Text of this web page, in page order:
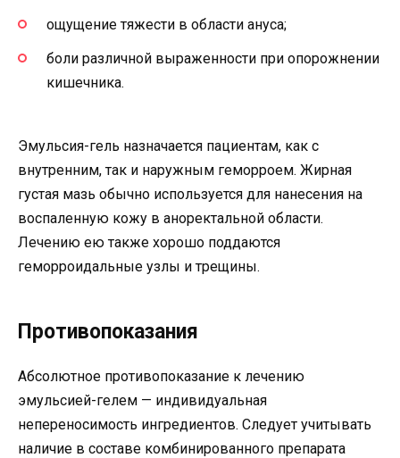
ощущение тяжести в области ануса;
боли различной выраженности при опорожнении
кишечника.
Эмульсия-гель назначается пациентам, как с
внутренним, так и наружным геморроем. Жирная
густая мазь обычно используется для нанесения на
воспаленную кожу в аноректальной области.
Лечению ею также хорошо поддаются
геморроидальные узлы и трещины.
Противопоказания
Абсолютное противопоказание к лечению
эмульсией-гелем — индивидуальная
непереносимость ингредиентов. Следует учитывать
наличие в составе комбинированного препарата